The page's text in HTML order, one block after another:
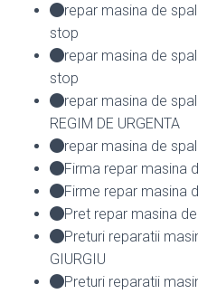
repar masina de
stop
repar masina de
stop
repar masina de
REGIM DE URGENTA
repar masina de
Firma repar masina
Firme repar masina
Pret repar masina
Preturi reparatii
GIURGIU
Preturi reparatii